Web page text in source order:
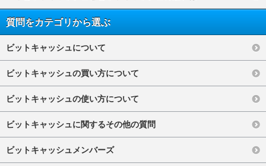
質問をカテゴリから選ぶ
ビットキャッシュについて
ビットキャッシュの買い方について
ビットキャッシュの使い方について
ビットキャッシュに関するその他の質問
ビットキャッシュメンバーズ